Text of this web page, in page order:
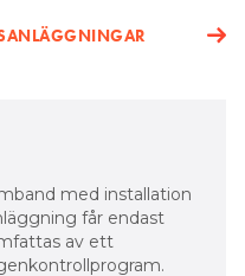
med installation
får endast
av ett